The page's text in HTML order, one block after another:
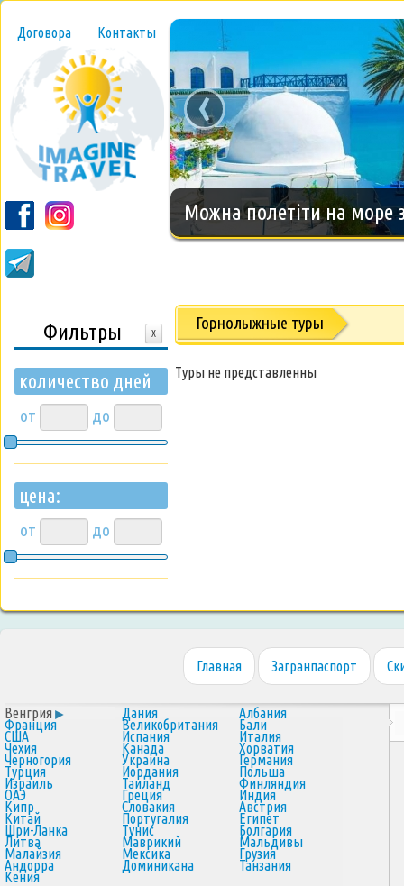
Договора Контакты
Новогодний тур на
‹
Фильтры X
количество дней
от до
цена:
от до
Горнолыжные туры
Туры не представленны
Главная Загранпаспорт
Венгрия Дания Албания
Франция Великобритания Бали
США Испания Италия
Чехия Канада Хорватия
Черногория Украина Германия
Турция Иордания Польша
Израиль Таиланд Финляндия
ОАЭ Греция Индия
Кипр Словакия Австрия
Китай Португалия Египет
Шри-Ланка Тунис Болгария
Литва Маврикий Мальдивы
Малайзия Мексика Грузия
Андорра Доминикана Танзания
Кения